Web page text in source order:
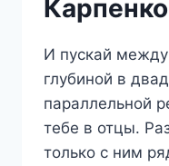
Карпенко
И пускай
глубиной в
параллельной
тебе в отцы.
только с ним